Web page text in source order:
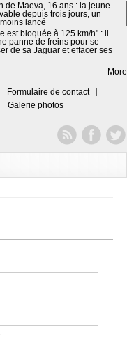
de Maeva, 16 ans : la jeune
depuis trois jours, un
lancé
est bloquée à 125 km/h" : il
panne de freins pour se
de sa Jaguar et effacer ses
More
Formulaire de contact
Galerie photos